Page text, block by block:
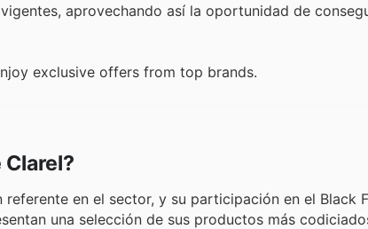
aprovechando así la oportunidad de
exclusive offers from top brands.
en el sector, y su participación en el Black
una selección de sus productos más